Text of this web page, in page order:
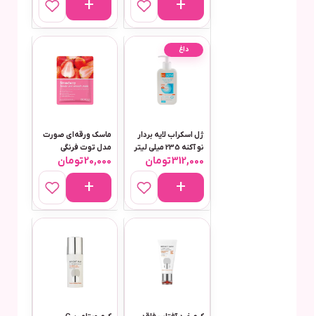
داغ
ژل اسکراب لایه بردار
نو آکنه 235 میلی لیتر
312,000تومان
ماسک ورقه‌ای صورت
مدل توت فرنگی
20,000تومان